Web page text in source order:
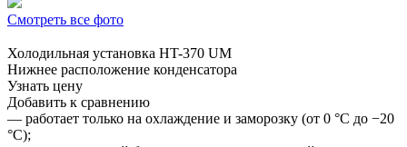
Смотреть все фото
Холодильная установка HT-370 UM
Нижнее расположение конденсатора
Узнать цену
Добавить к сравнению
— работает только на охлаждение и заморозку (от 0 °C до −20
°C);